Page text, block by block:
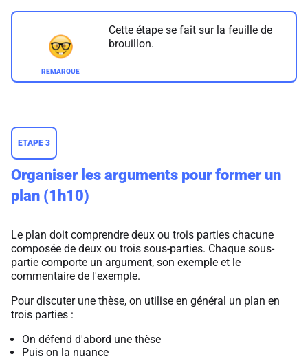
Cette étape se fait sur la feuille de
brouillon.
ETAPE 3
Organiser les arguments pour former un
plan (1h10)
Le plan doit comprendre deux ou trois parties chacune
composée de deux ou trois sous-parties. Chaque sous-
partie comporte un argument, son exemple et le
commentaire de l'exemple.
Pour discuter une thèse, on utilise en général un plan en
trois parties :
On défend d'abord une thèse
Puis on la nuance